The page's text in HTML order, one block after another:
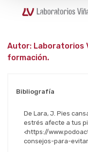
Autor: Laboratorios
formación.
Bibliografía
De Lara, J. Pies
estrés afecte a tus
<https://
consejos-para-